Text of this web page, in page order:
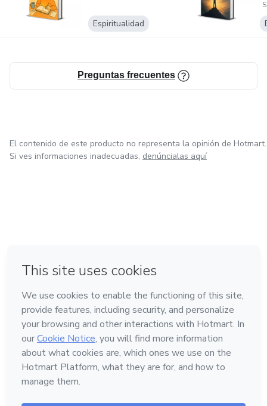
Espiritualidad
Preguntas frecuentes
El contenido de este producto no representa la opinión de Hotmart.
Si ves informaciones inadecuadas, denúncialas aquí
Hecho con❤ en Belo Horizonte
Conoce Hotmart
Idioma
Español